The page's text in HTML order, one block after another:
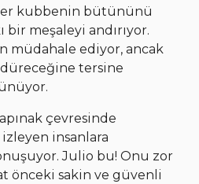
kubbenin bütününü
bir meşaleyi andırıyor.
müdahale ediyor, ancak
tersine
çevresinde
izleyen insanlara
Julio bu! Onu zor
önceki sakin ve güvenli